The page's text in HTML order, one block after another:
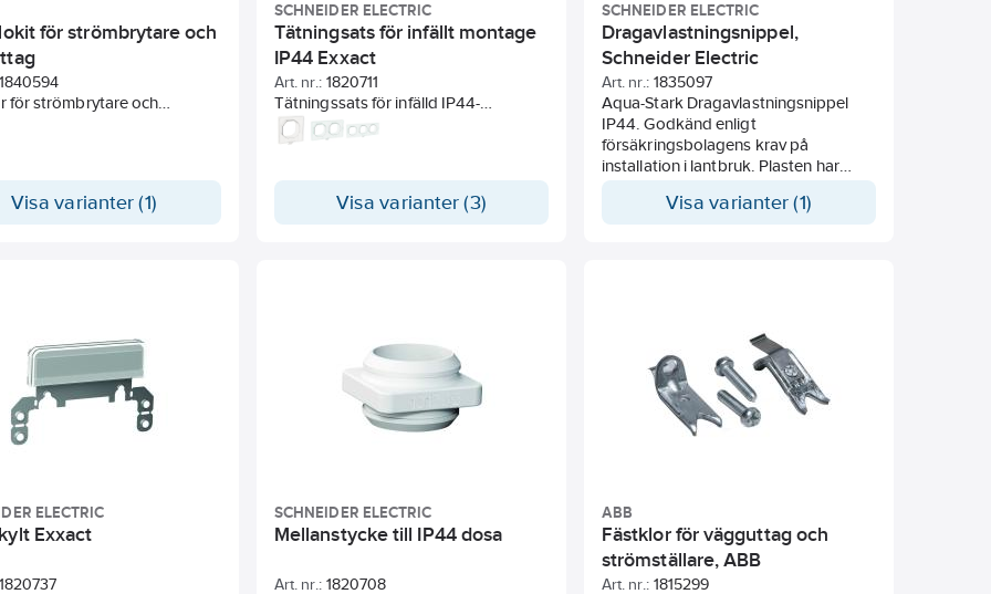
för strömbrytare och
1840594
för strömbrytare och
Består av två st fästklor
ihop med en fjäder för att
Visa varianter (1)
SCHNEIDER ELECTRIC
Tätningsats för infällt montage
IP44 Exxact
Art. nr.: 1820711
Tätningssats för infälld IP44-
montering i apparatdosa c/c 60mm
Finns i 1,2 eller 3-fackskombination.
Visa varianter (3)
SCHNEIDER ELECTRIC
Dragavlastningsnippel,
Schneider Electric
Art. nr.: 1835097
Aqua-Stark Dragavlastningsnippel
IP44. Godkänd enligt
försäkringsbolagens krav på
installation i lantbruk. Plasten har
vegetabiliska oljor och ammoniak..
Visa varianter (1)
ELECTRIC
Exxact
1820737
SCHNEIDER ELECTRIC
Mellanstycke till IP44 dosa
Art. nr.: 1820708
ABB
Fästklor för vägguttag och
strömställare, ABB
Art. nr.: 1815299